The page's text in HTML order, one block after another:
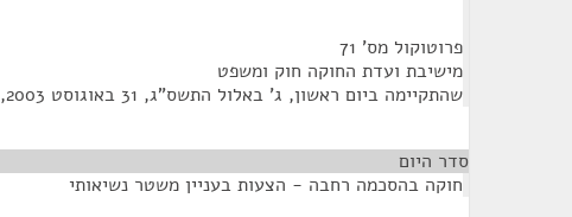
פרוטוקול מס' 71
מישיבת ועדת החוקה חוק ומשפט
שהתקיימה ביום ראשון, ג' באלול התשס"ג, 31 באוגוסט 2003, בשעה 10:00
סדר היום
חוקה בהסכמה רחבה - הצעות בעניין משטר נשיאותי